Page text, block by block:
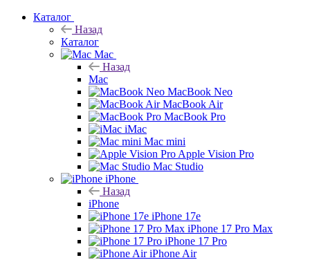
Каталог
Назад
Каталог
Mac
Назад
Mac
MacBook Neo
MacBook Air
MacBook Pro
iMac
Mac mini
Apple Vision Pro
Mac Studio
iPhone
Назад
iPhone
iPhone 17e
iPhone 17 Pro Max
iPhone 17 Pro
iPhone Air